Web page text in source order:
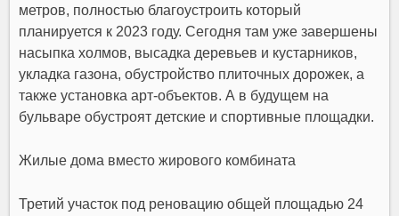
метров, полностью благоустроить который
планируется к 2023 году. Сегодня там уже завершены
насыпка холмов, высадка деревьев и кустарников,
укладка газона, обустройство плиточных дорожек, а
также установка арт-объектов. А в будущем на
бульваре обустроят детские и спортивные площадки.
Жилые дома вместо жирового комбината
Третий участок под реновацию общей площадью 24